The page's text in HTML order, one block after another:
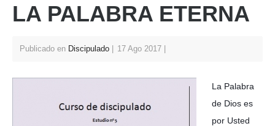
A
p
b
o
k
st
LA PALABRA ETERNA
Publicado en Discipulado 17 Ago 2017
La Palabra
de Dios es
por Usted